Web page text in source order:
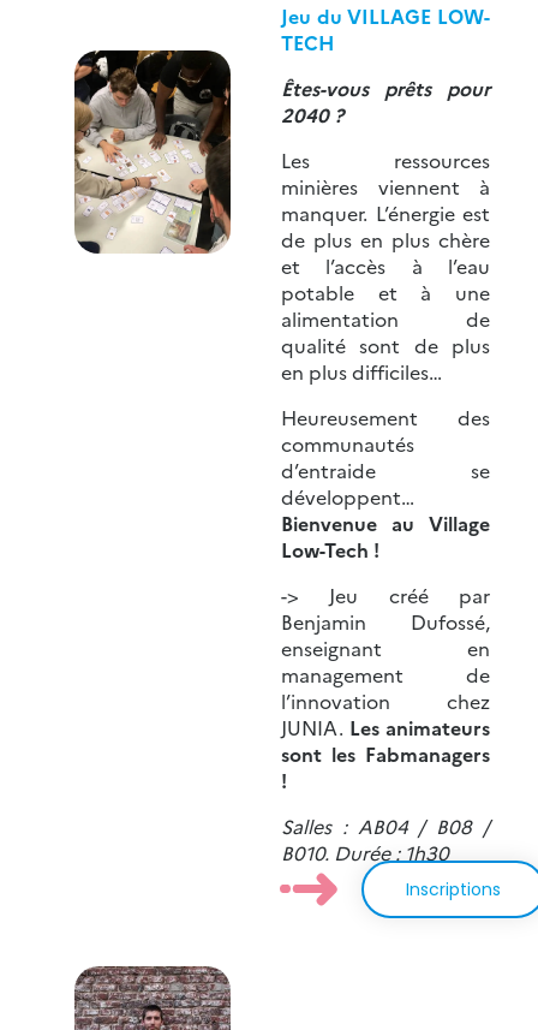
Jeu du VILLAGE LOW-
TECH
Êtes-vous prêts pour
2040 ?
Les ressources
minières viennent à
manquer. L’énergie est
de plus en plus chère
et l’accès à l’eau
potable et à une
alimentation de
qualité sont de plus
en plus difficiles…
Heureusement des
communautés
d’entraide se
développent…
Bienvenue au Village
Low-Tech !
-> Jeu créé par
Benjamin Dufossé,
enseignant en
management de
l’innovation chez
JUNIA. Les animateurs
sont les Fabmanagers
!
Salles : AB04 / B08 /
B010. Durée : 1h30
Inscriptions